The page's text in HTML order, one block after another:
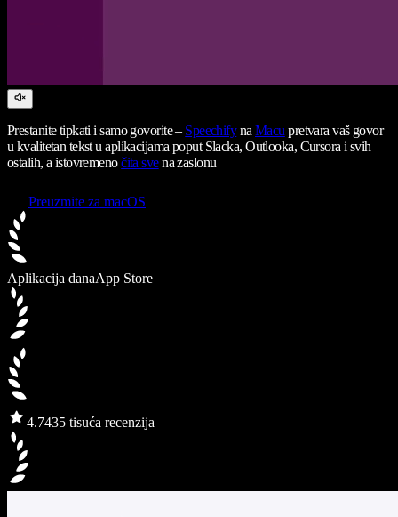
Prestanite tipkati i samo govorite – SpeechifynaMacu pretvara vaš govor
u kvalitetan tekst u aplikacijama poput Slacka, Outlooka, Cursora i svih
ostalih, a istovremenočita svena zaslonu
Preuzmite za macOS
Aplikacija danaApp Store
4.7435 tisuća recenzija